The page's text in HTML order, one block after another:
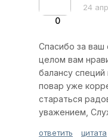
24
0
Спасибо за ваш
целом вам
балансу
повар уже
стараться
уважением,
ответить цитата